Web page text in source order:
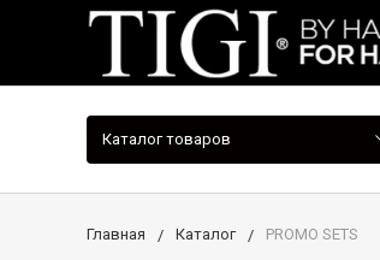
Каталог товаров
Главная Каталог PROMO SETS